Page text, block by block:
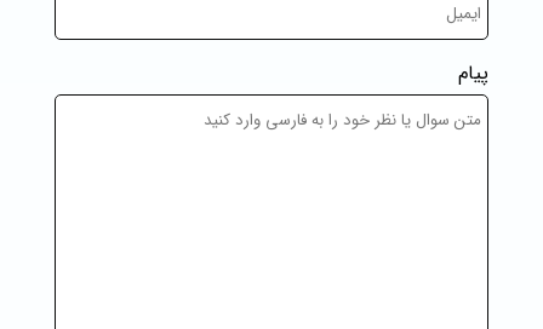
پیام